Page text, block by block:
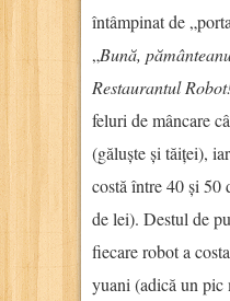
întâmpinat de
„Bună,
Restaurantul
feluri de mâncare
(găluște și tăiței),
costă între 40 și 50
de lei). Destul de
fiecare robot a
yuani (adică un